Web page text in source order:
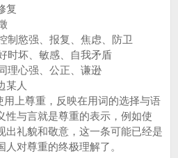
复
慾强、报复、焦虑、防卫
坏、敏感、自我矛盾
心强、公正、谦逊
某人
上尊重，反映在用词的选择与语
性与言就是尊重的表示，例如使
出礼貌和敬意，这一条可能已经是
对尊重的终极理解了。